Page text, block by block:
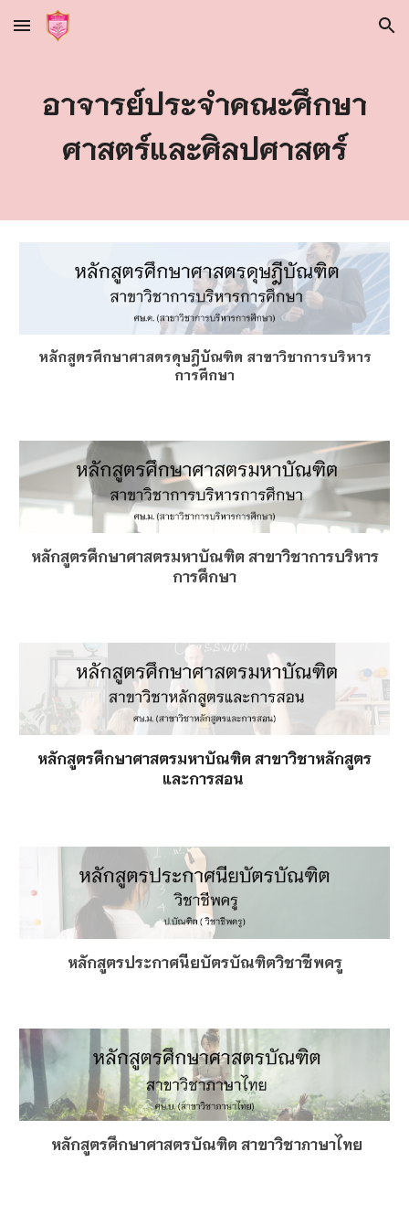
Skip to main content Skip to navigation
อาจารย์ประจำคณะศึกษา
ศาสตร์และศิลปศาสตร์
หลักสูตรศึกษาศาสตรดุษฎีบัณฑิต สาขาวิชาการบริหาร
การศึกษา
หลักสูตรศึกษาศาสตรมหาบัณฑิต สาขาวิชาการบริหาร
การศึกษา
หลักสูตรศึกษาศาสตรมหาบัณฑิต สาขาวิชาหลักสูตร
และการสอน
หลักสูตรประกาศนียบัตรบัณฑิตวิชาชีพครู
หลักสูตรศึกษาศาสตรบัณฑิต สาขาวิชาภาษาไทย